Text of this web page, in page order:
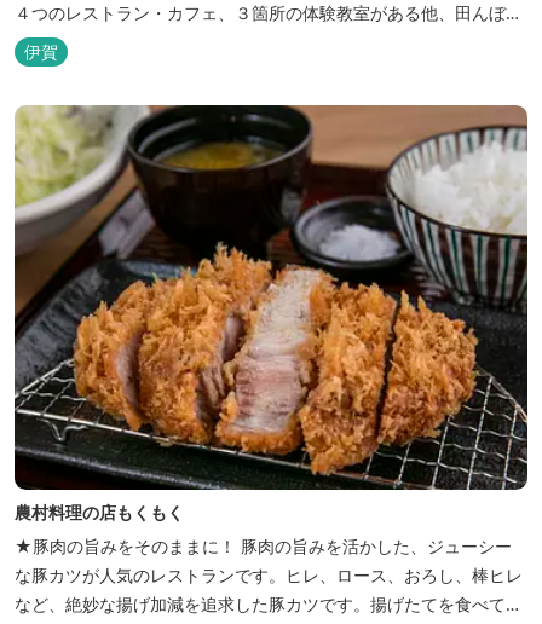
４つのレストラン・カフェ、３箇所の体験教室がある他、田んぼや
いかだ池など、「自然や農業」を身近に感じて楽しんでいただける
遊び場もあります。 園内では、ミニブタくんたちのショーを見た
り、ウインナーづくりやパンづくりなどの手づくり体験教室や、食
農体験プログラムに参加したり...
伊賀
農村料理の店もくもく
★豚肉の旨みをそのままに！ 豚肉の旨みを活かした、ジューシー
な豚カツが人気のレストランです。ヒレ、ロース、おろし、棒ヒレ
など、絶妙な揚げ加減を追求した豚カツです。揚げたてを食べてい